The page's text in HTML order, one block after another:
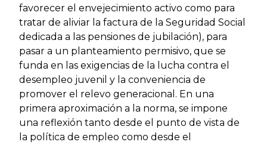
favorecer el envejecimiento activo como para
tratar de aliviar la factura de la Seguridad Social
dedicada a las pensiones de jubilación), para
pasar a un planteamiento permisivo, que se
funda en las exigencias de la lucha contra el
desempleo juvenil y la conveniencia de
promover el relevo generacional. En una
primera aproximación a la norma, se impone
una reflexión tanto desde el punto de vista de
la política de empleo como desde el